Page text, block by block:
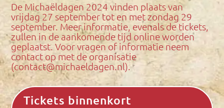
De Michaëldagen 2024 vinden plaats van
vrijdag 27 september tot en met zondag 29
september. Meer informatie, evenals de tickets,
zullen in de aankomende tijd online worden
geplaatst. Voor vragen of informatie neem
contact op met de organisatie
(contact@michaeldagen.nl).
Tickets binnenkort